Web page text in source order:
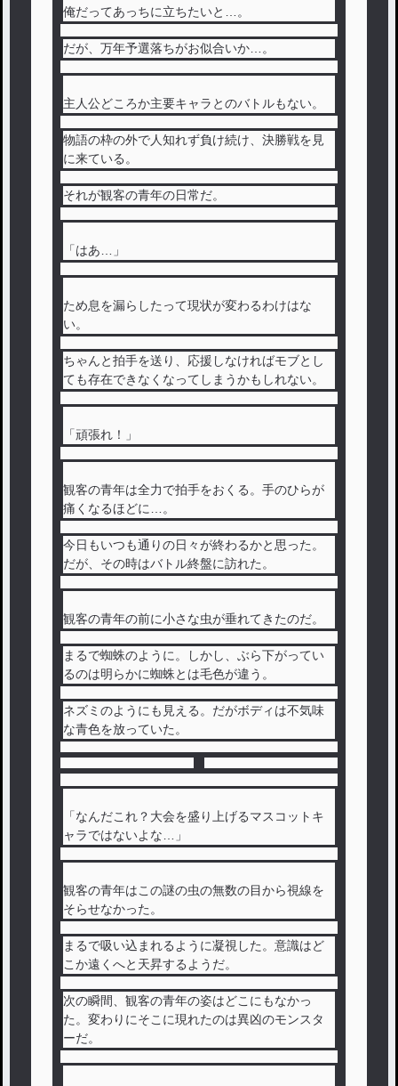
俺だってあっちに立ちたいと…。
だが、万年予選落ちがお似合いか…。
主人公どころか主要キャラとのバトルもない。
物語の枠の外で人知れず負け続け、決勝戦を見
に来ている。
それが観客の青年の日常だ。
「はあ…」
ため息を漏らしたって現状が変わるわけはな
い。
ちゃんと拍手を送り、応援しなければモブとし
ても存在できなくなってしまうかもしれない。
「頑張れ！」
観客の青年は全力で拍手をおくる。手のひらが
痛くなるほどに…。
今日もいつも通りの日々が終わるかと思った。
だが、その時はバトル終盤に訪れた。
観客の青年の前に小さな虫が垂れてきたのだ。
まるで蜘蛛のように。しかし、ぶら下がってい
るのは明らかに蜘蛛とは毛色が違う。
ネズミのようにも見える。だがボディは不気味
な青色を放っていた。
「なんだこれ？大会を盛り上げるマスコットキ
ャラではないよな…」
観客の青年はこの謎の虫の無数の目から視線を
そらせなかった。
まるで吸い込まれるように凝視した。意識はど
こか遠くへと天昇するようだ。
次の瞬間、観客の青年の姿はどこにもなかっ
た。変わりにそこに現れたのは異凶のモンスタ
ーだ。